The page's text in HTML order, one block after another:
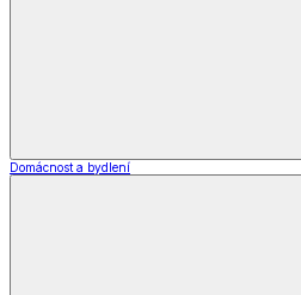
Domácnost a bydlení